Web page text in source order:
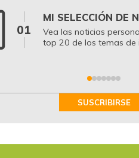
01
MI SELECCIÓN DE
Vea las noticias
top 20 de los temas de
SUSCRIBIRSE